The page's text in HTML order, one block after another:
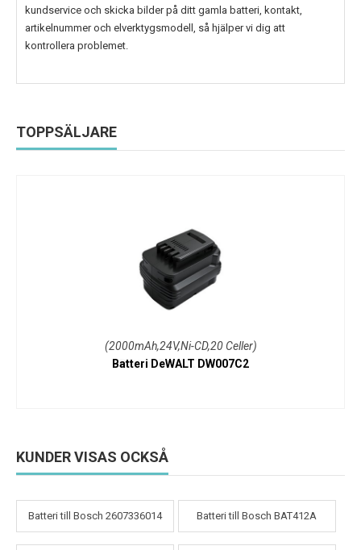
kundservice och skicka bilder på ditt gamla batteri, kontakt,
artikelnummer och elverktygsmodell, så hjälper vi dig att
kontrollera problemet.
TOPPSÄLJARE
(2000mAh,24V,Ni-CD,20 Celler)
Batteri DeWALT DW007C2
KUNDER VISAS OCKSÅ
Batteri till Bosch 2607336014 Batteri till Bosch BAT412A